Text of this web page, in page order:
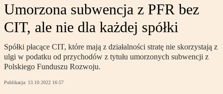
Umorzona subwencja z PFR bez
CIT, ale nie dla każdej spółki
Spółki płacące CIT, które mają z działalności stratę nie skorzystają z
ulgi w podatku od przychodów z tytułu umorzonych subwencji z
Polskiego Funduszu Rozwoju.
Publikacja: 13.10.2022 16:57